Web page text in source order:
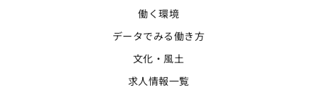
働く環境
データでみる働き方
文化・風土
求人情報一覧